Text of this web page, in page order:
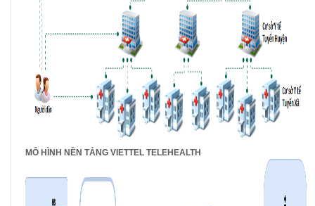
MÔ HÌNH NỀN TẢNG VIETTEL TELEHEALTH